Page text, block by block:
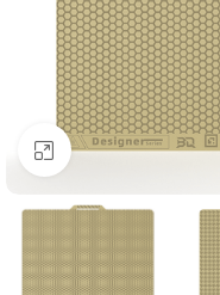
Click to enlarge